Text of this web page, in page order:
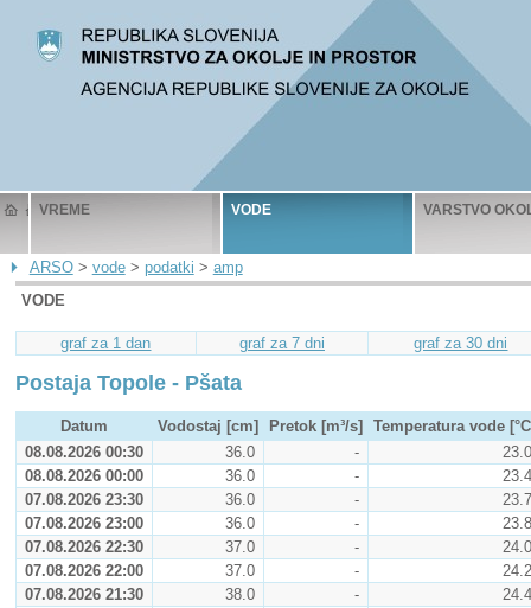
VREME VODE VARSTVO
ARSO> vode> podatki > amp
VODE
graf za 1 dan graf za 7 dni graf za 30 dni
Postaja Topole - Pšata
Datum Vodostaj [cm] Pretok [m³/s]
Temperatura vode
08.08.2026 00:30
36.0 -
23.0
08.08.2026 00:00
36.0 -
23.4
07.08.2026 23:30
36.0 -
23.7
07.08.2026 23:00
36.0 -
23.8
07.08.2026 22:30
37.0 -
24.0
07.08.2026 22:00
37.0 -
24.2
07.08.2026 21:30
38.0 -
24.4